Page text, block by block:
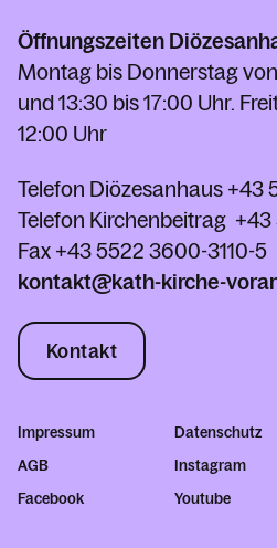
Öffnungszeiten
Montag bis Donnerstag
und 13:30 bis 17:00 Uhr.
12:00 Uhr
Telefon Diözesanhaus +43
Telefon Kirchenbeitrag
Fax +43 5522 3600-3110-5
kontakt@kath-kirche-
Kontakt
Impressum
Datenschutz
AGB
Instagram
Facebook
Youtube